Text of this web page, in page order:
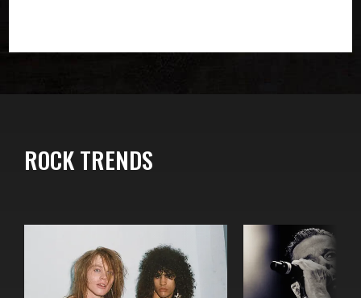
ROCK TRENDS